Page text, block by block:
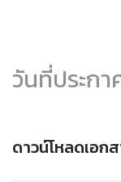
วันที่ประกา
ดาวน์โหลดเอก